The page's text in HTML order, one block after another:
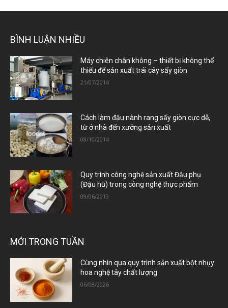
BÌNH LUẬN NHIỀU
Máy chiên chân không – thiết bị không thể
thiếu để sản xuất trái cây sấy giòn
21/07/2014
Cách làm đậu nành rang sấy giòn cực dễ,
từ ở nhà đến xưởng sản xuất
08/10/2014
Quy trình công nghệ sản xuất Đậu phụ
(Đậu hũ) trong công nghệ thực phẩm
09/06/2013
MỚI TRONG TUẦN
Cùng nhìn qua quy trình sản xuất bột nhụy
hoa nghệ tây chất lượng
06/08/2026